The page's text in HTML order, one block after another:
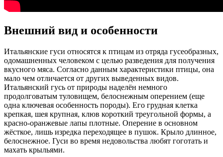
Внешний вид и особенности
Итальянские гуси относятся к птицам из отряда гусеобразных,
одомашненных человеком с целью разведения для получения
вкусного мяса. Согласно данным характеристики птицы, она
мало чем отличается от других выведенных видов.
Итальянский гусь от природы наделён немного
продолговатым туловищем, белоснежным оперением (еще
одна ключевая особенность породы). Его грудная клетка
крепкая, шея крупная, клюв короткий треугольной формы, а
красно-оранжевые лапы плотные. Оперение в основном
жёсткое, лишь изредка переходящее в пушок. Крыло длинное,
белоснежное. Гуси во время недовольства любят гоготать и
махать крыльями.